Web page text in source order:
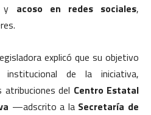
y acoso en redes sociales,
explicó que su objetivo
de la iniciativa,
atribuciones del Centro Estatal
—adscrito a la Secretaría de